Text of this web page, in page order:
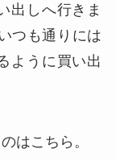
出しへ行きま
つも通りには
ように買い出
はこちら。